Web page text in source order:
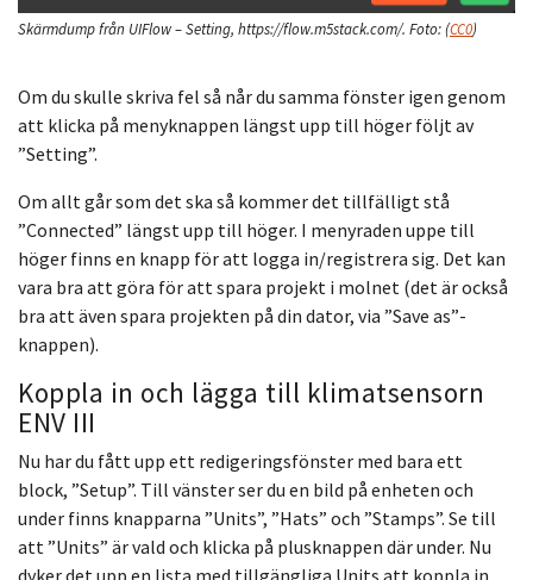
Skärmdump från UIFlow – Setting, https://flow.m5stack.com/. Foto:(CC0)
Om du skulle skriva fel så når du samma fönster igen genom
att klicka på menyknappen längst upp till höger följt av
”Setting”.
Om allt går som det ska så kommer det tillfälligt stå
”Connected” längst upp till höger. I menyraden uppe till
höger finns en knapp för att logga in/registrera sig. Det kan
vara bra att göra för att spara projekt i molnet (det är också
bra att även spara projekten på din dator, via ”Save as”-
knappen).
Koppla in och lägga till klimatsensorn
ENV III
Nu har du fått upp ett redigeringsfönster med bara ett
block, ”Setup”. Till vänster ser du en bild på enheten och
under finns knapparna ”Units”, ”Hats” och ”Stamps”. Se till
att ”Units” är vald och klicka på plusknappen där under. Nu
dyker det upp en lista med tillgängliga Units att koppla in.